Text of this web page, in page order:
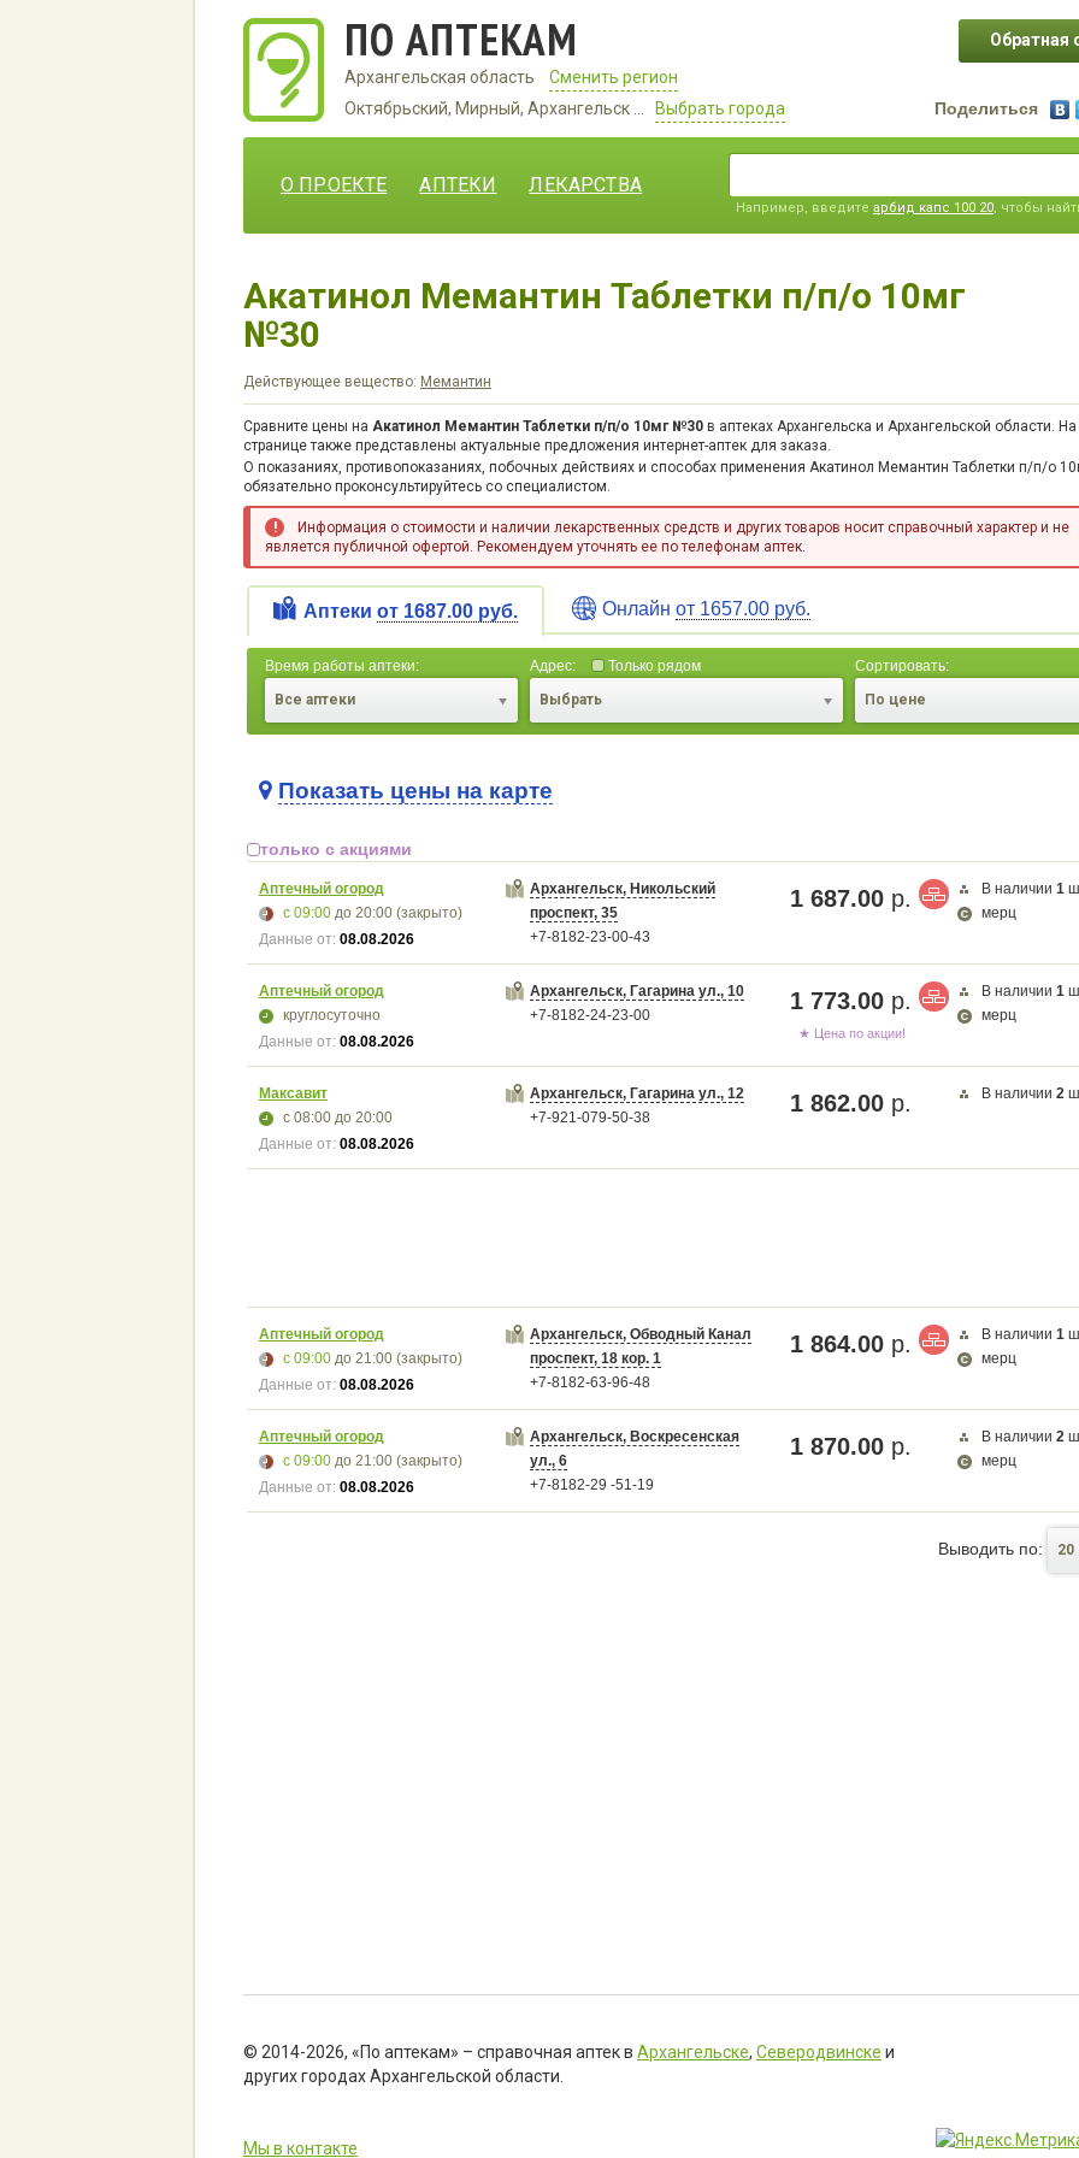
ПО АПТЕКАМ
Архангельская область
Сменить регион
Октябрьский, Мирный, Архангельск ...
Выбрать города
Обратная
Поделиться
О ПРОЕКТЕ АПТЕКИ ЛЕКАРСТВА
Например, введите арбид капс 100 20, чтобы
Акатинол Мемантин Таблетки п/п/о 10мг
№30
Действующее вещество: Мемантин
Сравните цены на Акатинол Мемантин Таблетки п/п/о 10мг №30 в аптеках Архангельска и Архангельской области. На
странице также представлены актуальные предложения интернет-аптек для заказа.
О показаниях, противопоказаниях, побочных действиях и способах применения Акатинол Мемантин Таблетки п/п/о
обязательно проконсультируйтесь со специалистом.
Информация о стоимости и наличии лекарственных средств и других товаров носит справочный характер и не
является публичной офертой. Рекомендуем уточнять ее по телефонам аптек.
Аптеки от 1687.00 руб. Онлайн от 1657.00 руб.
Время работы аптеки:
Все аптеки
Адрес:
Только рядом
Выбрать
Сортировать:
По цене
Карта загружается...
Показать цены на карте
только с акциями
Аптечный огород
с 09:00до 20:00(закрыто)
Данные от: 08.08.2026
Архангельск, Никольский
проспект, 35
+7-8182-23-00-43
1 687.00 р. В наличии1
мерц
Аптечный огород
круглосуточно
Данные от: 08.08.2026
Архангельск, Гагарина ул., 10
+7-8182-24-23-00
1 773.00 р. В наличии1
мерц
★ Цена по акции!
Максавит
с 08:00до 20:00
Данные от: 08.08.2026
Архангельск, Гагарина ул., 12
+7-921-079-50-38
1 862.00 р. В наличии2
Аптечный огород
с 09:00до 21:00(закрыто)
Данные от: 08.08.2026
Архангельск, Обводный Канал
проспект, 18 кор. 1
+7-8182-63-96-48
1 864.00 р. В наличии1
мерц
Аптечный огород
с 09:00до 21:00(закрыто)
Данные от: 08.08.2026
Архангельск, Воскресенская
ул., 6
+7-8182-29 -51-19
1 870.00 р. В наличии2
мерц
Выводить по: 20
© 2014-2026, «По аптекам» – справочная аптек в Архангельске, Северодвинске и
других городах Архангельской области.
Мы в контакте